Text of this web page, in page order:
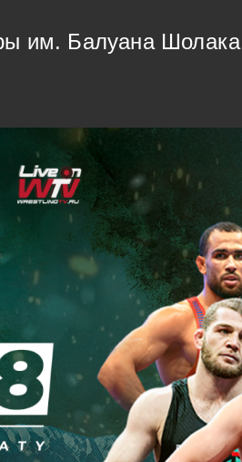
им. Балуана Шолака